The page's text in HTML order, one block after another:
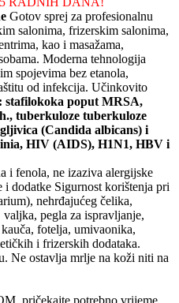
Gotov sprej za profesionalnu
salonima, frizerskim salonima,
kao i masažama,
Moderna tehnologija
spojevima bez etanola,
od infekcija. Učinkovito
stafilokoka poput MRSA,
tuberkuloze tuberkuloze
(Candida albicans) i
HIV (AIDS), H1N1, HBV i
i fenola, ne izaziva alergijske
dodatke Sigurnost korištenja pri
nehrđajućeg čelika,
pegla za ispravljanje,
fotelja, umivaonika,
i frizerskih dodataka.
Ne ostavlja mrlje na koži niti na